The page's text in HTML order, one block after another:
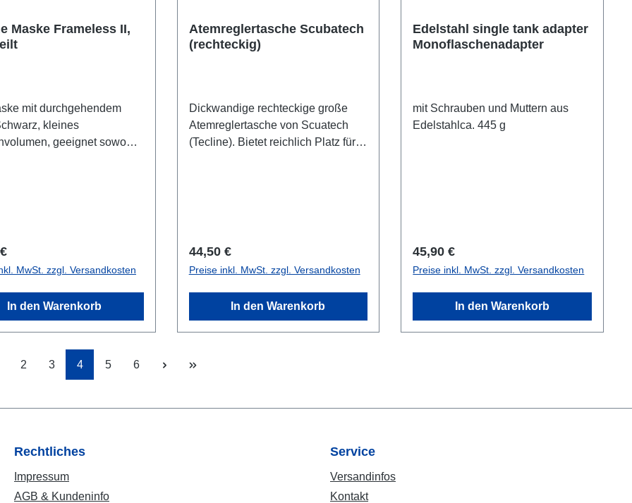
Maske Frameless II,
mit durchgehendem
kleines
geeignet sowohl
Preis:
MwSt. zzgl. Versandkosten
In den Warenkorb
Atemreglertasche Scubatech
(rechteckig)
Dickwandige rechteckige große
Atemreglertasche von Scuatech
(Tecline). Bietet reichlich Platz für
Schläuche. Kleines Fach mit
Reißverschluss im innern des
Deckels. Platz für ein
Namensschild außen unter dem
Farbe: SchwarzForm: Rechteckig
Regulärer Preis:
44,50 €
Preise inkl. MwSt. zzgl. Versandkosten
In den Warenkorb
Edelstahl single tank adapter
Monoflaschenadapter
mit Schrauben und Muttern aus
Edelstahlca. 445 g
Regulärer Preis:
45,90 €
Preise inkl. MwSt. zzgl. Versandkosten
In den Warenkorb
Seite
2 Seite
3 Seite
4 Seite
5 Seite
6
Rechtliches
Impressum
AGB & Kundeninfo
Service
Versandinfos
Kontakt